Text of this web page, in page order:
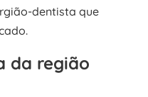
dentista que
da região